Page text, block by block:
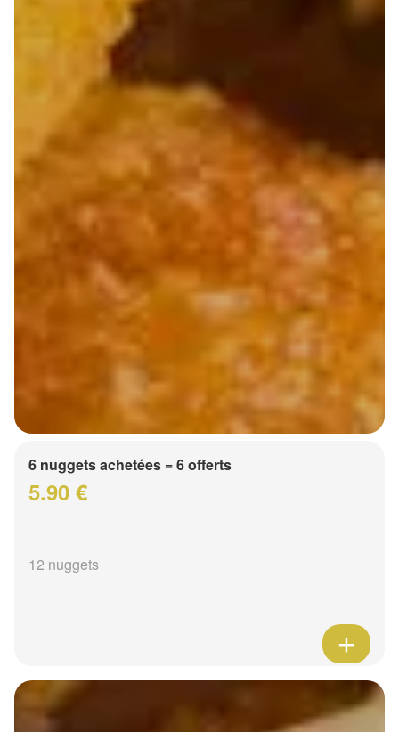
6 nuggets achetées = 6 offerts
5.90 €
12 nuggets